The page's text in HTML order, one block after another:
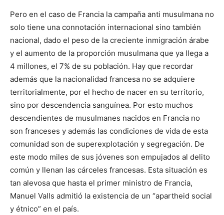
Pero en el caso de Francia la campaña anti musulmana no
solo tiene una connotación internacional sino también
nacional, dado el peso de la creciente inmigración árabe
y el aumento de la proporción musulmana que ya llega a
4 millones, el 7% de su población. Hay que recordar
además que la nacionalidad francesa no se adquiere
territorialmente, por el hecho de nacer en su territorio,
sino por descendencia sanguínea. Por esto muchos
descendientes de musulmanes nacidos en Francia no
son franceses y además las condiciones de vida de esta
comunidad son de superexplotación y segregación. De
este modo miles de sus jóvenes son empujados al delito
común y llenan las cárceles francesas. Esta situación es
tan alevosa que hasta el primer ministro de Francia,
Manuel Valls admitió la existencia de un “apartheid social
y étnico” en el país.